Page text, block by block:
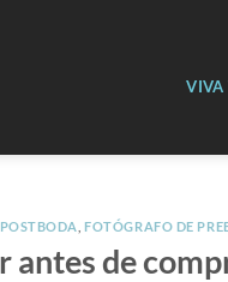
VIVA
,FOTÓGRAFO DE
antes de